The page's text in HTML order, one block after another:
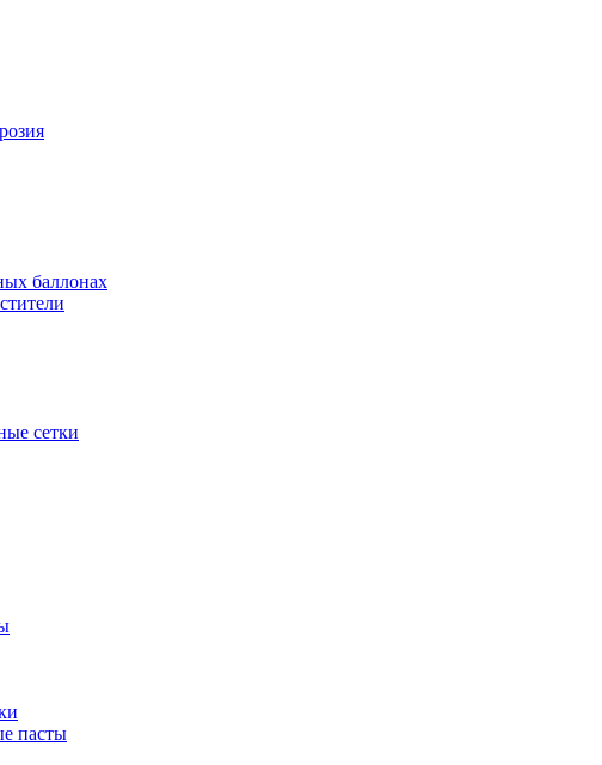
баллонах
сетки
пасты